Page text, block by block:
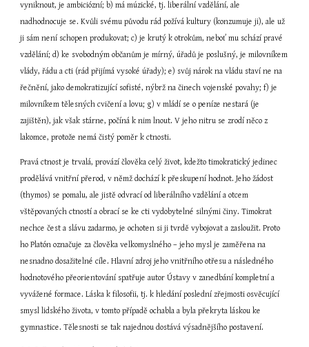
vyniknout, je ambiciózní; b) má múzické, tj. liberální vzdělání, ale
nadhodnocuje se. Kvůli svému původu rád požívá kultury (konzumuje ji), ale už
ji sám není schopen produkovat; c) je krutý k otrokům, neboť mu schází pravé
vzdělání; d) ke svobodným občanům je mírný, úřadů je poslušný, je milovníkem
vlády, řádu a cti (rád přijímá vysoké úřady); e) svůj nárok na vládu staví ne na
řečnění, jako demokratizující sofisté, nýbrž na činech vojenské povahy; f) je
milovníkem tělesných cvičení a lovu; g) v mládí se o peníze nestará (je
zajištěn), jak však stárne, počíná k nim lnout. V jeho nitru se zrodí něco z
lakomce, protože nemá čistý poměr k ctnosti.
Pravá ctnost je trvalá, provází člověka celý život, kdežto timokratický jedinec
prodělává vnitřní přerod, v němž dochází k přeskupení hodnot. Jeho žádost
(thymos) se pomalu, ale jistě odvrací od liberálního vzdělání a otcem
vštěpovaných ctností a obrací se ke cti vydobytelné silnými činy. Timokrat
nechce čest a slávu zadarmo, je ochoten si ji tvrdě vybojovat a zasloužit. Proto
ho Platón označuje za člověka velkomyslného – jeho mysl je zaměřena na
nesnadno dosažitelné cíle. Hlavní zdroj jeho vnitřního otřesu a následného
hodnotového přeorientování spatřuje autor Ústavy v zanedbání kompletní a
vyvážené formace. Láska k filosofii, tj. k hledání poslední zřejmosti osvěcující
smysl lidského života, v tomto případě ochabla a byla překryta láskou ke
gymnastice. Tělesnosti se tak najednou dostává výsadnějšího postavení.